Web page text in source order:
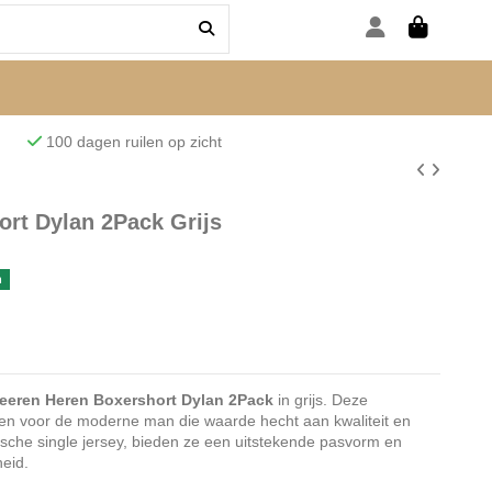
100 dagen ruilen op zicht
Dylan 2Pack Grijs
Heren Boxershort Dylan 2Packin grijs. Deze
voor de moderne man die waarde hecht aan kwaliteit en
single jersey, bieden ze een uitstekende pasvorm en